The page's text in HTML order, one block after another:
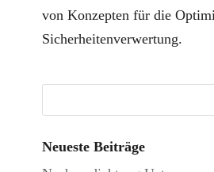
von Konzepten für die
Sicherheitenverwertung.
Neueste Beiträge